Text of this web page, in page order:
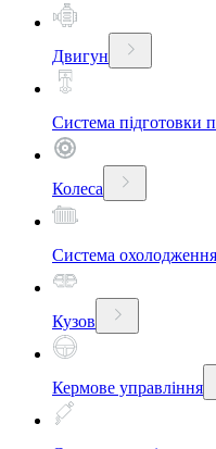
Двигун
Система підготовки
Колеса
Система охолодження
Кузов
Кермове управління